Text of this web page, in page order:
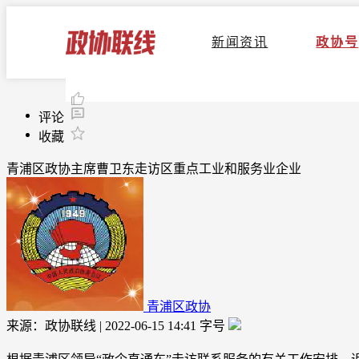
新闻资讯 政协号
评论
收藏
青浦区政协主席曹卫东走访区重点工业和服务业企业
青浦区政协
来源：政协联线 | 2022-06-15 14:41 字号